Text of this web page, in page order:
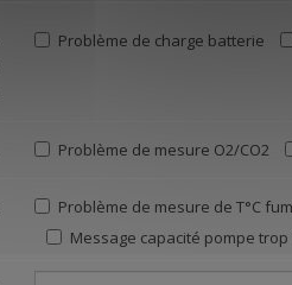
Problème de charge batterie
Problème de mesure O2/CO2
Problème de mesure de T°C
Message capacité pompe